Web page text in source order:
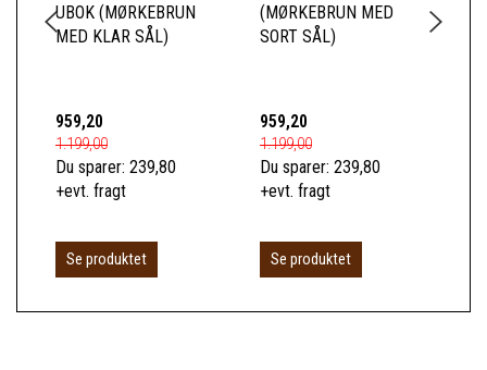
UBOK (MØRKEBRUN
MED KLAR SÅL)
959,20
1.199,00
Du sparer: 239,80
+evt. fragt
Se produktet
(MØRKEBRUN MED
SORT SÅL)
959,20
1.199,00
Du sparer: 239,80
+evt. fragt
Se produktet